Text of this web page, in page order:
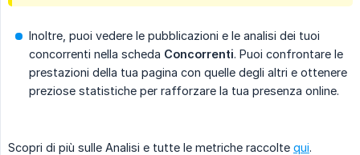
Inoltre, puoi vedere le pubblicazioni e le analisi dei tuoi
concorrenti nella scheda Concorrenti. Puoi confrontare le
prestazioni della tua pagina con quelle degli altri e ottenere
preziose statistiche per rafforzare la tua presenza online.
Scopri di più sulle Analisi e tutte le metriche raccolte qui.